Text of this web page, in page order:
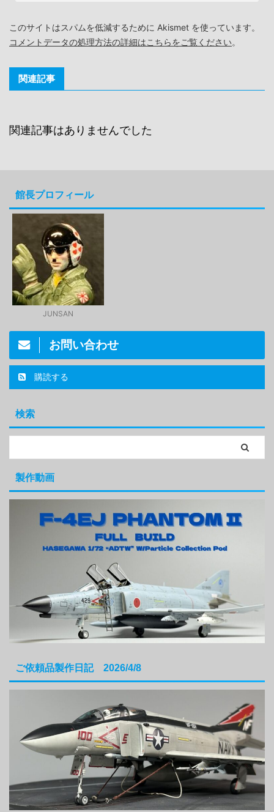
このサイトはスパムを低減するために Akismet を使っています。
コメントデータの処理方法の詳細はこちらをご覧ください。
関連記事
関連記事はありませんでした
館長プロフィール
JUNSAN
お問い合わせ
購読する
検索
製作動画
ご依頼品製作日記 2026/4/8